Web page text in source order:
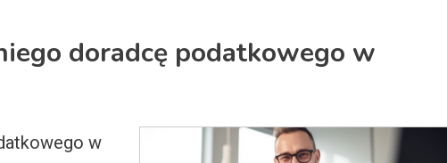
doradcę podatkowego w
w